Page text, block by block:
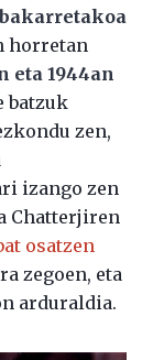
horretan
eta 1944an
batzuk
zen,
izango zen
Chatterjiren
osatzen
zegoen, eta
arduraldia.